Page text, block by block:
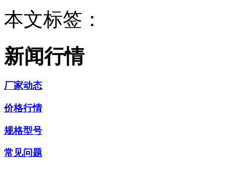
本文标签：
新闻行情
厂家动态
价格行情
规格型号
常见问题